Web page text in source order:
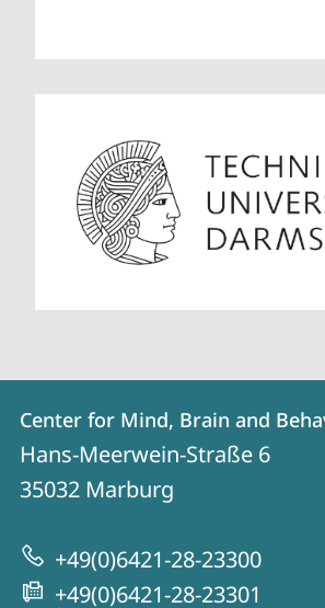
Kontakt
und
Informationen
zur
Website
Center
for
Mind,
Brain
and
Center for Mind, Brain and
Hans-Meerwein-Straße 6
35032 Marburg
+49(0)6421-28-23300
+49(0)6421-28-23301